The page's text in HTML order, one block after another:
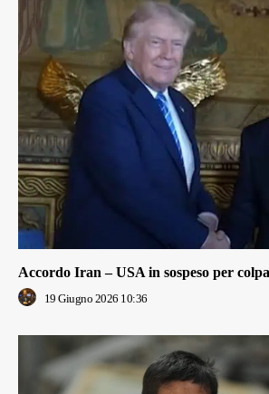
Accordo Iran – USA in sospeso per
19 Giugno 2026 10:36